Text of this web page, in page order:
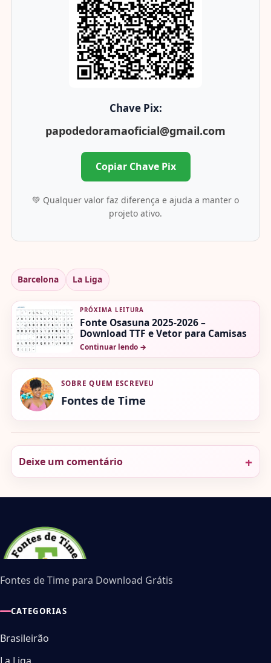
Chave Pix:
papodedoramaoficial@gmail.com
Copiar Chave Pix
💚 Qualquer valor faz diferença e ajuda a manter o
projeto ativo.
Barcelona La Liga
PRÓXIMA LEITURA
Fonte Osasuna 2025-2026 –
Download TTF e Vetor para Camisas
Continuar lendo →
SOBRE QUEM ESCREVEU
Fontes de Time
Deixe um comentário
Fontes de Time para Download Grátis
CATEGORIAS
Brasileirão